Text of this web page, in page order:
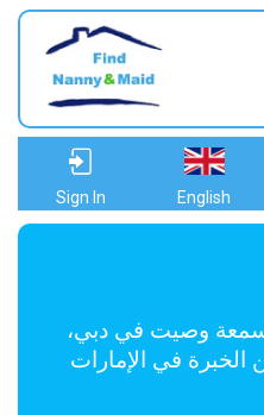
Sign In English
سمعة وصيت في دبي،
من الخبرة في الإمارات